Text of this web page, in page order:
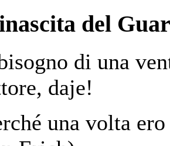
del
di una
daje!
una volta